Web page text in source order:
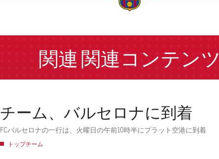
関連 関連コンテンツ
チーム、バルセロナに到着
FCバルセロナの一行は、火曜日の午前10時半にプラット空港に到着
トップチーム